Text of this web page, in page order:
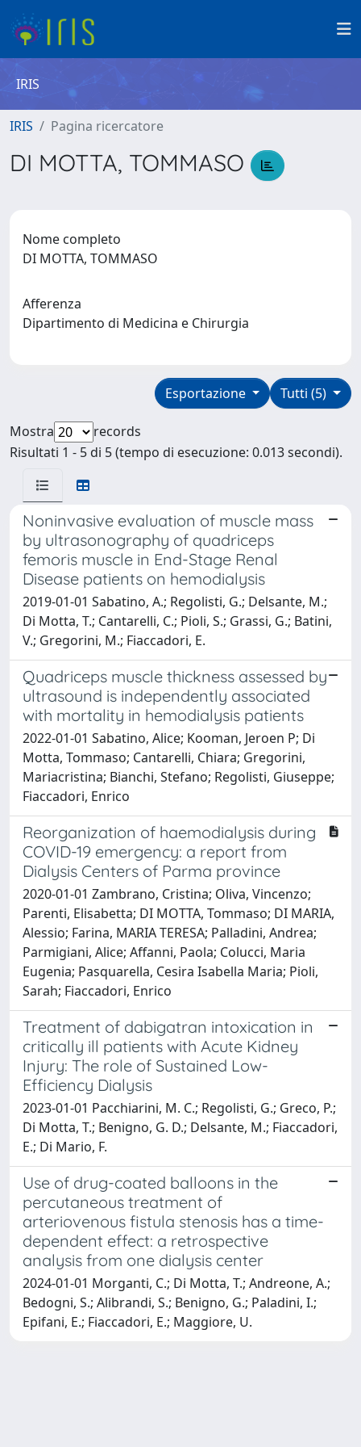
IRIS
IRIS Pagina ricercatore
DI MOTTA, TOMMASO
Nome completo
DI MOTTA, TOMMASO
Afferenza
Dipartimento di Medicina e Chirurgia
Tutti (5)
Esportazione
Mostra
records
Risultati 1 - 5 di 5 (tempo di esecuzione: 0.013 secondi).
Noninvasive evaluation of muscle mass
by ultrasonography of quadriceps
femoris muscle in End-Stage Renal
Disease patients on hemodialysis
2019-01-01 Sabatino, A.; Regolisti, G.; Delsante, M.;
Di Motta, T.; Cantarelli, C.; Pioli, S.; Grassi, G.; Batini,
V.; Gregorini, M.; Fiaccadori, E.
Quadriceps muscle thickness assessed by
ultrasound is independently associated
with mortality in hemodialysis patients
2022-01-01 Sabatino, Alice; Kooman, Jeroen P; Di
Motta, Tommaso; Cantarelli, Chiara; Gregorini,
Mariacristina; Bianchi, Stefano; Regolisti, Giuseppe;
Fiaccadori, Enrico
Reorganization of haemodialysis during
COVID-19 emergency: a report from
Dialysis Centers of Parma province
2020-01-01 Zambrano, Cristina; Oliva, Vincenzo;
Parenti, Elisabetta; DI MOTTA, Tommaso; DI MARIA,
Alessio; Farina, MARIA TERESA; Palladini, Andrea;
Parmigiani, Alice; Affanni, Paola; Colucci, Maria
Eugenia; Pasquarella, Cesira Isabella Maria; Pioli,
Sarah; Fiaccadori, Enrico
Treatment of dabigatran intoxication in
critically ill patients with Acute Kidney
Injury: The role of Sustained Low-
Efficiency Dialysis
2023-01-01 Pacchiarini, M. C.; Regolisti, G.; Greco, P.;
Di Motta, T.; Benigno, G. D.; Delsante, M.; Fiaccadori,
E.; Di Mario, F.
Use of drug-coated balloons in the
percutaneous treatment of
arteriovenous fistula stenosis has a time-
dependent effect: a retrospective
analysis from one dialysis center
2024-01-01 Morganti, C.; Di Motta, T.; Andreone, A.;
Bedogni, S.; Alibrandi, S.; Benigno, G.; Paladini, I.;
Epifani, E.; Fiaccadori, E.; Maggiore, U.